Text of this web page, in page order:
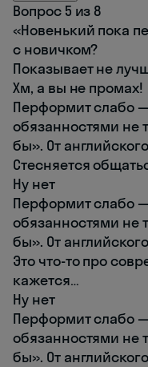
Вопрос 5 из 8
«Новенький пока
с новичком?
Показывает не
Хм, а вы не промах!
Перформит слабо
обязанностями не
бы». От
Стесняется
Ну нет
Перформит слабо
обязанностями не
бы». От
Это что-то про
кажется…
Ну нет
Перформит слабо
обязанностями не
бы». От